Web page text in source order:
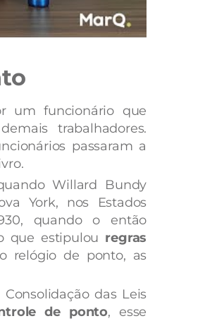
um funcionário que
trabalhadores.
passaram a
Willard Bundy
York, nos Estados
quando o então
que estipulou regras
relógio de ponto, as
das Leis
de ponto, esse